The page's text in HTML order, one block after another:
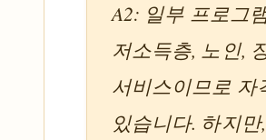
A2: 일부 프로그
저소득층, 노인,
서비스이므로 자
있습니다. 하지